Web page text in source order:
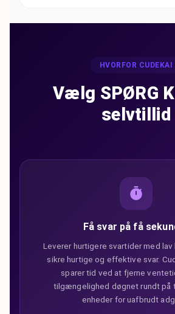
HVORFOR CUDEKAI
Vælg SPØRG
selvtillid
Få svar på få
Leverer hurtigere svartider med
sikre hurtige og effektive svar.
sparer tid ved at fjerne
tilgængelighed døgnet rundt på
enheder for uafbrudt